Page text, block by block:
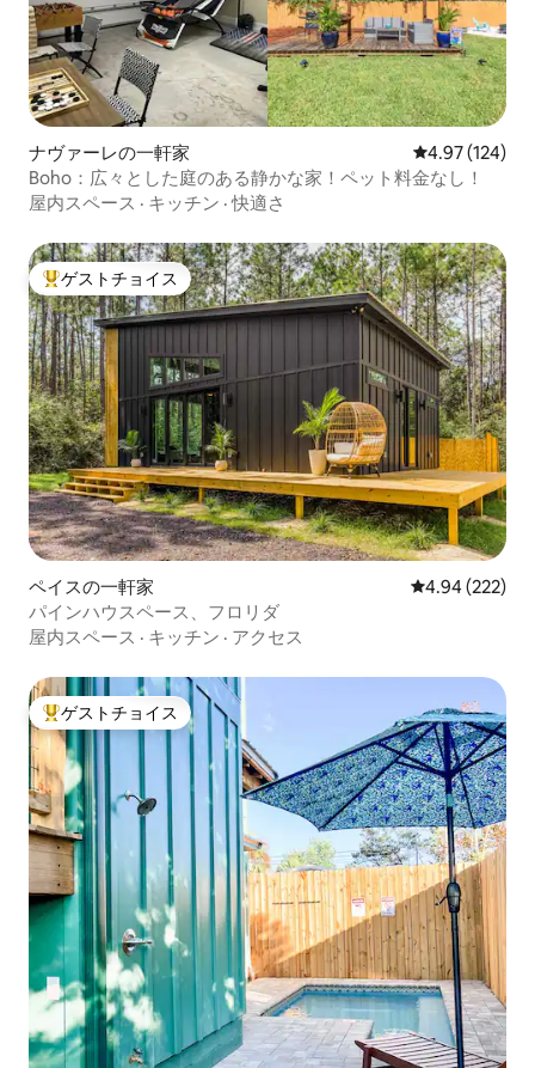
ナヴァーレの一軒家 レビュー124
4.97 (124)
Boho：広々とした庭のある静かな家！ペット料金なし！
屋内スペース · キッチン ·快適さ
大好評のゲストチョイスです。
ゲストチョイス
ペイスの一軒家 レビュー222
4.94 (222)
パインハウスペース、フロリダ
屋内スペース · キッチン · アクセス
大好評のゲストチョイスです。
ゲストチョイス